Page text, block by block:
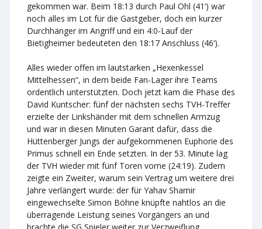
gekommen war. Beim 18:13 durch Paul Ohl (41‘) war
noch alles im Lot für die Gastgeber, doch ein kurzer
Durchhänger im Angriff und ein 4:0-Lauf der
Bietigheimer bedeuteten den 18:17 Anschluss (46‘).
Alles wieder offen im lautstarken „Hexenkessel
Mittelhessen“, in dem beide Fan-Lager ihre Teams
ordentlich unterstützten. Doch jetzt kam die Phase des
David Kuntscher: fünf der nächsten sechs TVH-Treffer
erzielte der Linkshänder mit dem schnellen Armzug
und war in diesen Minuten Garant dafür, dass die
Hüttenberger Jungs der aufgekommenen Euphorie des
Primus schnell ein Ende setzten. In der 53. Minute lag
der TVH wieder mit fünf Toren vorne (24:19). Zudem
zeigte ein Zweiter, warum sein Vertrag um weitere drei
Jahre verlängert wurde: der für Yahav Shamir
eingewechselte Simon Böhne knüpfte nahtlos an die
überragende Leistung seines Vorgängers an und